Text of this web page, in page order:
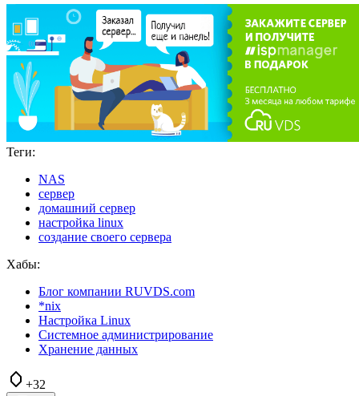
Теги:
NAS
сервер
домашний сервер
настройка linux
создание своего сервера
Хабы:
Блог компании RUVDS.com
*nix
Настройка Linux
Системное администрирование
Хранение данных
+32